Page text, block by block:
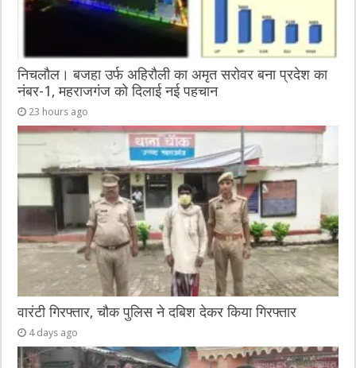
निचलौल। बजहा उर्फ अहिरौली का अमृत सरोवर बना प्रदेश का
नंबर-1, महराजगंज को दिलाई नई पहचान
23 hours ago
वारंटी गिरफ्तार, चौक पुलिस ने दबिश देकर किया गिरफ्तार
4 days ago